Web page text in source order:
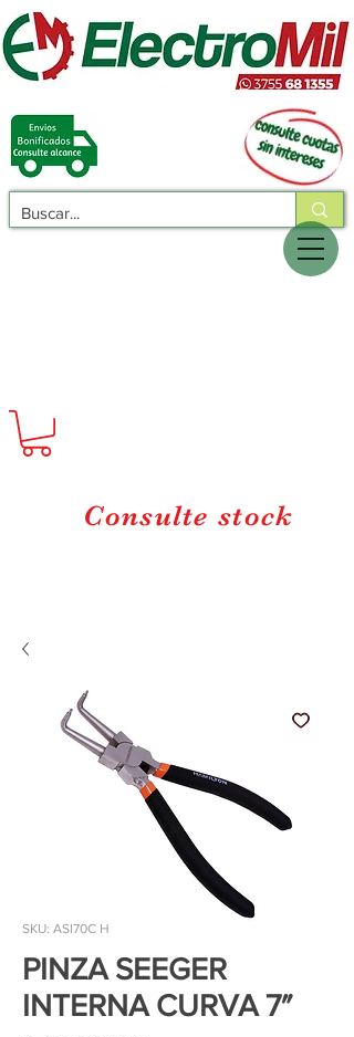
Consulte stock
SKU: ASI70C H
PINZA SEEGER
INTERNA CURVA 7″